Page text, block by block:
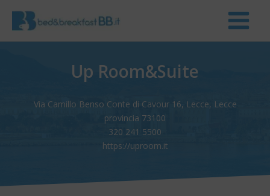
Up Room&Suite
Via Camillo Benso Conte di Cavour 16, Lecce, Lecce
provincia 73100
320 241 5500
https://uproom.it